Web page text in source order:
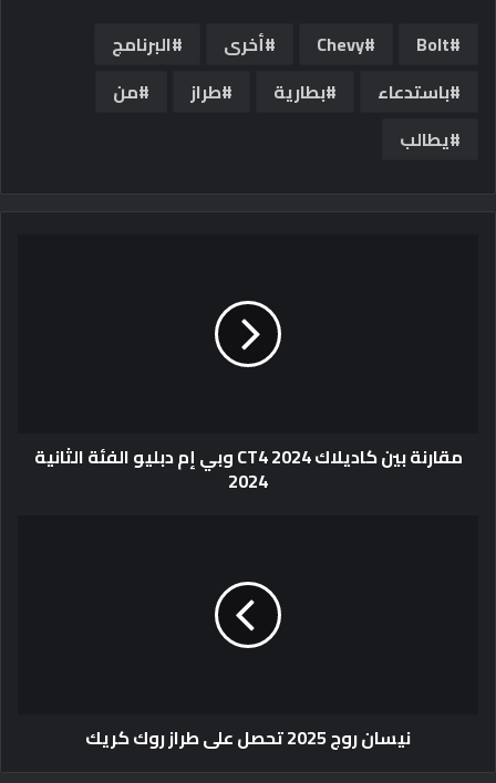
Bolt
Chevy أخرى
البرنامج
باستدعاء
بطارية طراز
من
يطالب
مقارنة بين كاديلاك CT4 2024 وبي إم دبليو الفئة الثانية
2024
نيسان روج 2025 تحصل على طراز روك كريك